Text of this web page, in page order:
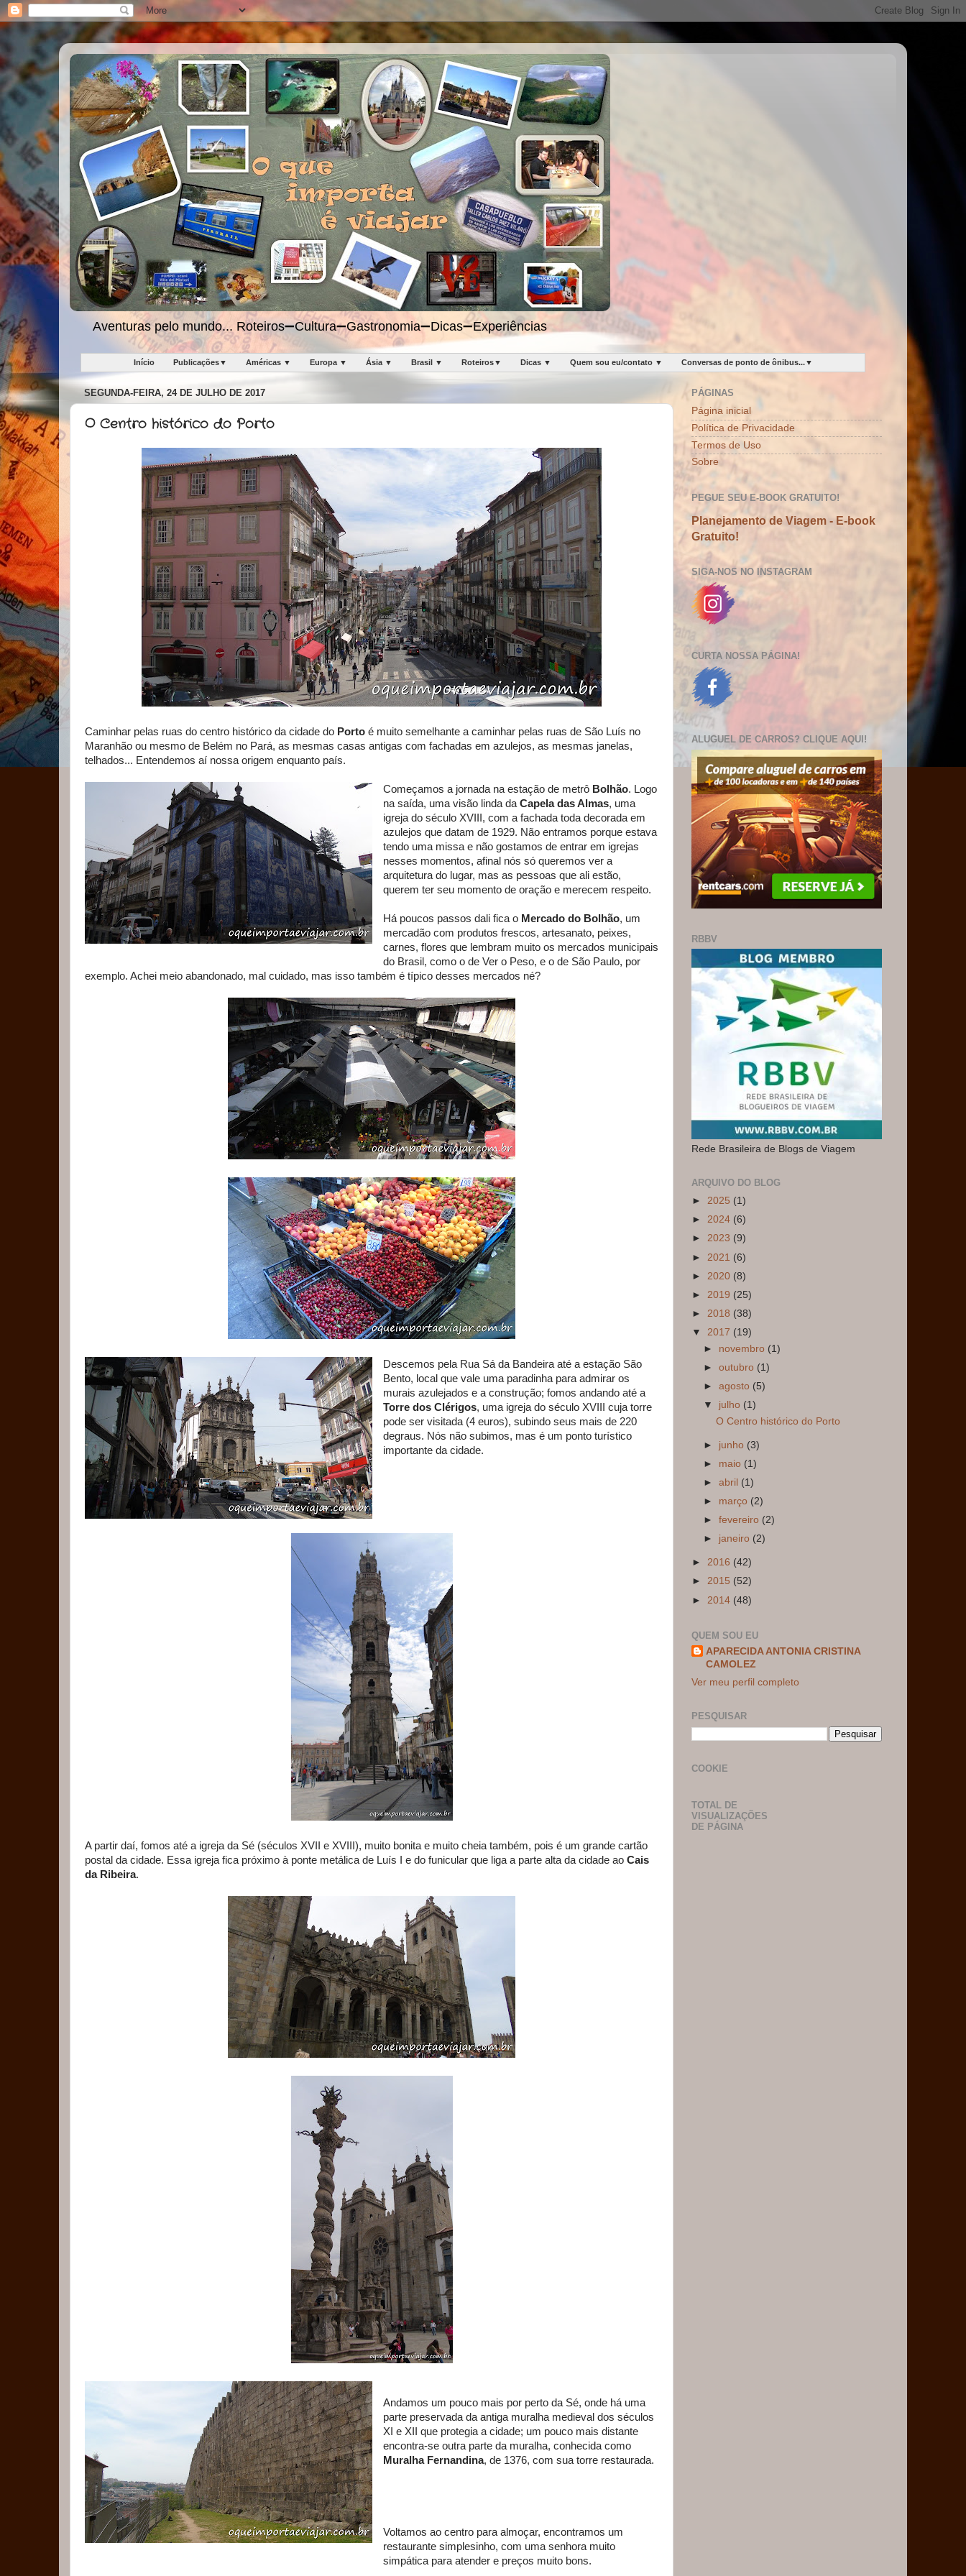
Aventuras pelo mundo... Roteiros➖Cultura➖Gastronomia➖Dicas➖Experiências
Início Publicações▼ Américas ▼ Europa ▼ Ásia ▼ Brasil ▼ Roteiros▼ Dicas ▼ Quem sou eu/contato ▼ Conversas de ponto de ônibus...▼
SEGUNDA-FEIRA, 24 DE JULHO DE 2017
O Centro histórico do Porto
Caminhar pelas ruas do centro histórico da cidade do Porto é muito semelhante a caminhar pelas ruas de São Luís no
Maranhão ou mesmo de Belém no Pará, as mesmas casas antigas com fachadas em azulejos, as mesmas janelas,
telhados... Entendemos aí nossa origem enquanto país.
Começamos a jornada na estação de metrô Bolhão. Logo
na saída, uma visão linda da Capela das Almas, uma
igreja do século XVIII, com a fachada toda decorada em
azulejos que datam de 1929. Não entramos porque estava
tendo uma missa e não gostamos de entrar em igrejas
nesses momentos, afinal nós só queremos ver a
arquitetura do lugar, mas as pessoas que ali estão,
querem ter seu momento de oração e merecem respeito.
Há poucos passos dali fica o Mercado do Bolhão, um
mercadão com produtos frescos, artesanato, peixes,
carnes, flores que lembram muito os mercados municipais
do Brasil, como o de Ver o Peso, e o de São Paulo, por
exemplo. Achei meio abandonado, mal cuidado, mas isso também é típico desses mercados né?
Descemos pela Rua Sá da Bandeira até a estação São
Bento, local que vale uma paradinha para admirar os
murais azulejados e a construção; fomos andando até a
Torre dos Clérigos, uma igreja do século XVIII cuja torre
pode ser visitada (4 euros), subindo seus mais de 220
degraus. Nós não subimos, mas é um ponto turístico
importante da cidade.
A partir daí, fomos até a igreja da Sé (séculos XVII e XVIII), muito bonita e muito cheia também, pois é um grande cartão
postal da cidade. Essa igreja fica próximo à ponte metálica de Luís I e do funicular que liga a parte alta da cidade ao Cais
da Ribeira.
Andamos um pouco mais por perto da Sé, onde há uma
parte preservada da antiga muralha medieval dos séculos
XI e XII que protegia a cidade; um pouco mais distante
encontra-se outra parte da muralha, conhecida como
Muralha Fernandina, de 1376, com sua torre restaurada.
Voltamos ao centro para almoçar, encontramos um
restaurante simplesinho, com uma senhora muito
simpática para atender e preços muito bons.
PÁGINAS
Página inicial
Política de Privacidade
Termos de Uso
Sobre
PEGUE SEU E-BOOK GRATUITO!
Planejamento de Viagem - E-book
Gratuito!
SIGA-NOS NO INSTAGRAM
CURTA NOSSA PÁGINA!
ALUGUEL DE CARROS? CLIQUE AQUI!
RBBV
Rede Brasileira de Blogs de Viagem
ARQUIVO DO BLOG
► 2025 (1)
► 2024 (6)
► 2023 (9)
► 2021 (6)
► 2020 (8)
► 2019 (25)
► 2018 (38)
▼ 2017 (19)
► novembro (1)
►outubro (1)
►agosto (5)
▼ julho (1)
O Centro histórico do Porto
► junho (3)
► maio (1)
►abril (1)
► março (2)
►fevereiro (2)
► janeiro (2)
► 2016 (42)
► 2015 (52)
► 2014 (48)
QUEM SOU EU
APARECIDA ANTONIA CRISTINA
CAMOLEZ
Ver meu perfil completo
PESQUISAR
COOKIE
TOTAL DE
VISUALIZAÇÕES
DE PÁGINA